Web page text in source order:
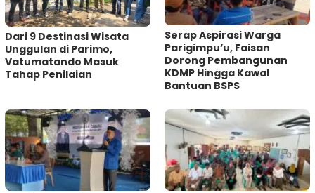
Dari 9 Destinasi Wisata
Unggulan di Parimo,
Vatumatando Masuk
Tahap Penilaian
Serap Aspirasi Warga
Parigimpu’u, Faisan
Dorong Pembangunan
KDMP Hingga Kawal
Bantuan BSPS